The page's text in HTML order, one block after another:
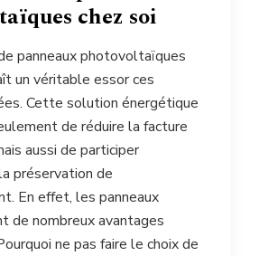
chez soi
panneaux photovoltaïques
un véritable essor ces
Cette solution énergétique
de réduire la facture
aussi de participer
préservation de
En effet, les panneaux
de nombreux avantages
ne pas faire le choix de